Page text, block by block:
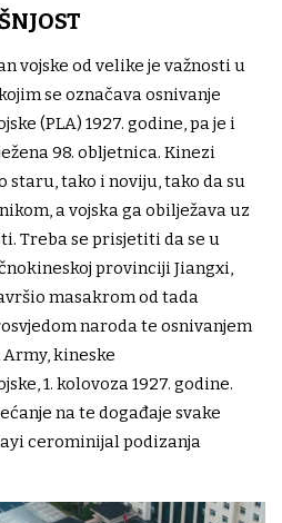
vojske od velike je važnosti u
se označava osnivanje
(PLA) 1927. godine, pa je i
98. obljetnica. Kinezi
staru, tako i noviju, tako da su
a vojska ga obilježava uz
Treba se prisjetiti da se u
provinciji Jiangxi,
masakrom od tada
naroda te osnivanjem
kineske
1. kolovoza 1927. godine.
na te događaje svake
cerominijal podizanja